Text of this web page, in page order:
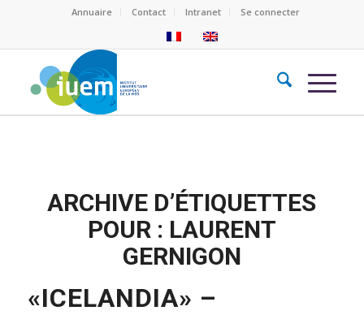
Annuaire Contact Intranet Se connecter
ARCHIVE D’ÉTIQUETTES
POUR : LAURENT
GERNIGON
«ICELANDIA» –